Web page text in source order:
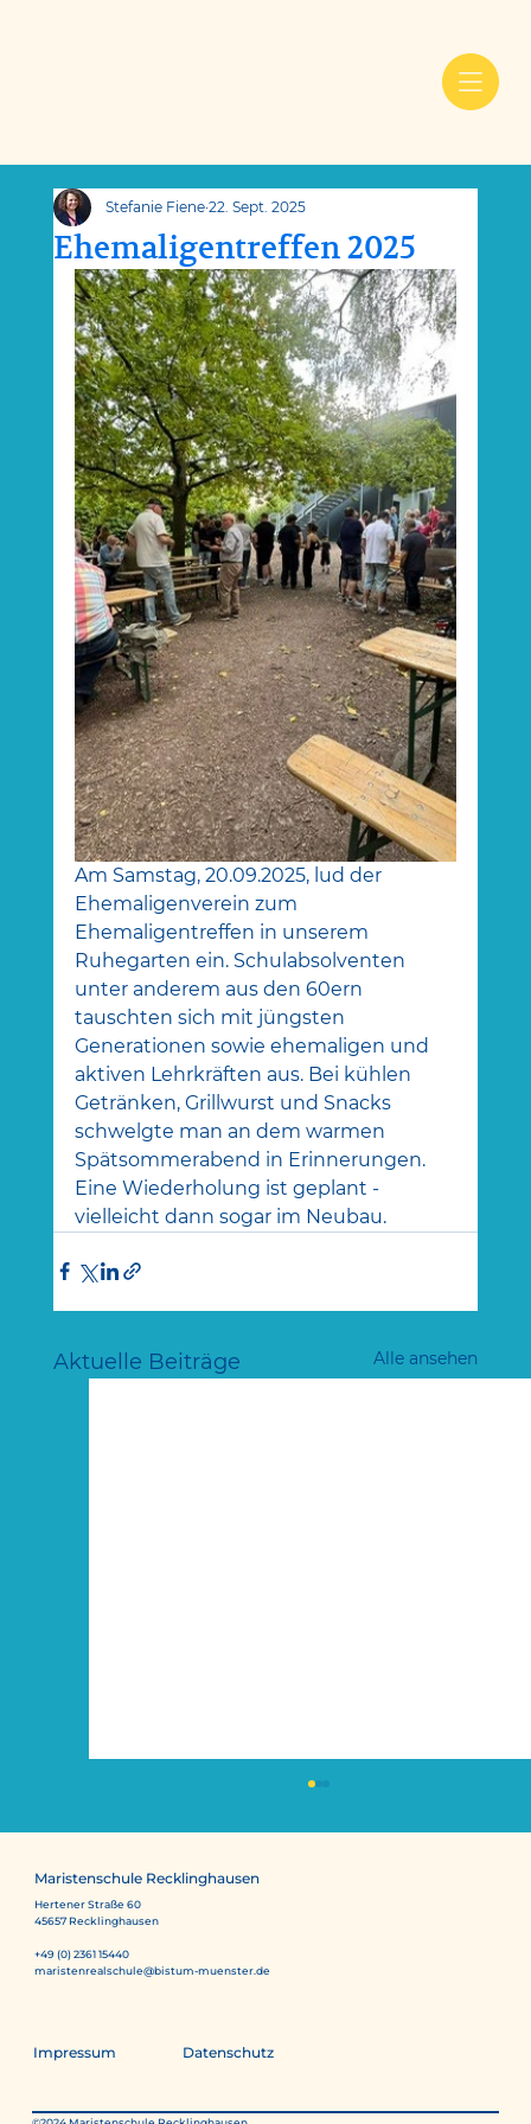
Ehemaligentreffen 2025
Stefanie Fiene 22. Sept. 2025
Am Samstag, 20.09.2025, lud der
Ehemaligenverein zum
Ehemaligentreffen in unserem
Ruhegarten ein. Schulabsolventen
unter anderem aus den 60ern
tauschten sich mit jüngsten
Generationen sowie ehemaligen und
aktiven Lehrkräften aus. Bei kühlen
Getränken, Grillwurst und Snacks
schwelgte man an dem warmen
Spätsommerabend in Erinnerungen.
Eine Wiederholung ist geplant -
vielleicht dann sogar im Neubau.
Aktuelle Beiträge Alle ansehen
Maristenschule Recklinghausen
Hertener Straße 60
45657 Recklinghausen
+49 (0) 2361 15440
maristenrealschule@bistum-muenster.de
Datenschutz
Impressum